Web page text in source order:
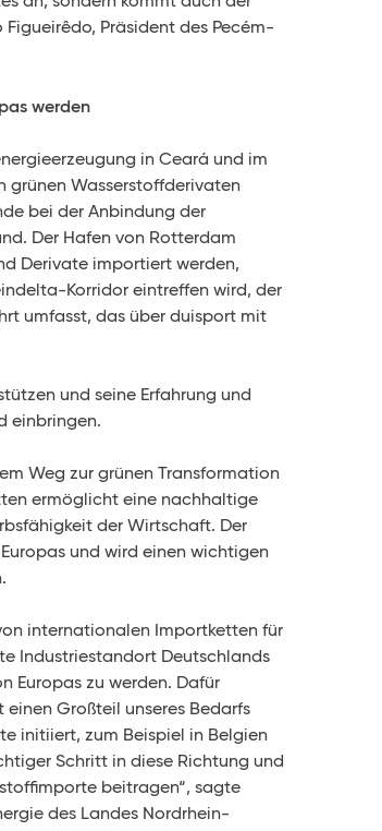
Präsident des Pecém-
werden
in Ceará und im
grünen Wasserstoffderivaten
bei der Anbindung der
Der Hafen von Rotterdam
Derivate importiert werden,
Korridor eintreffen wird, der
umfasst, das über duisport mit
und seine Erfahrung und
einbringen.
Weg zur grünen Transformation
ermöglicht eine nachhaltige
der Wirtschaft. Der
und wird einen wichtigen
internationalen Importketten für
Industriestandort Deutschlands
Europas zu werden. Dafür
Großteil unseres Bedarfs
initiiert, zum Beispiel in Belgien
Schritt in diese Richtung und
beitragen“, sagte
des Landes Nordrhein-